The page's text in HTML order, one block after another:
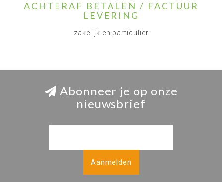
ACHTERAF BETALEN / FACTUUR
LEVERING
zakelijk en particulier
Abonneer je op onze
nieuwsbrief
Aanmelden